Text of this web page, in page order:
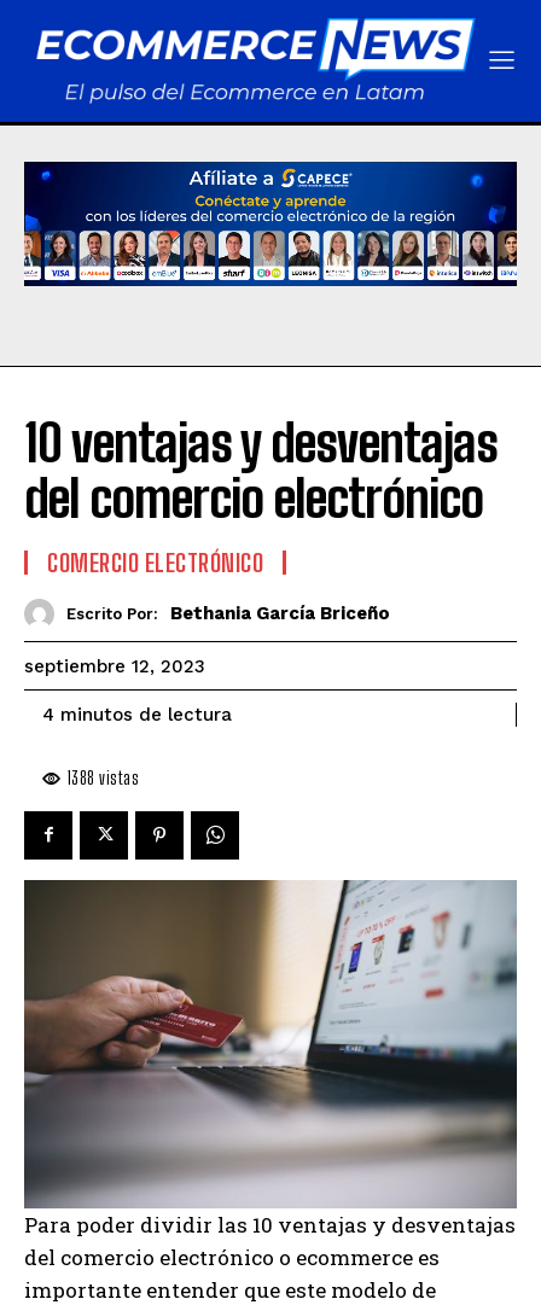
10 ventajas y desventajas
del comercio electrónico
COMERCIO ELECTRÓNICO
Escrito Por: Bethania García Briceño
septiembre 12, 2023
4 minutos de lectura
1388 vistas
Para poder dividir las 10 ventajas y desventajas
del comercio electrónico o ecommerce es
importante entender que este modelo de